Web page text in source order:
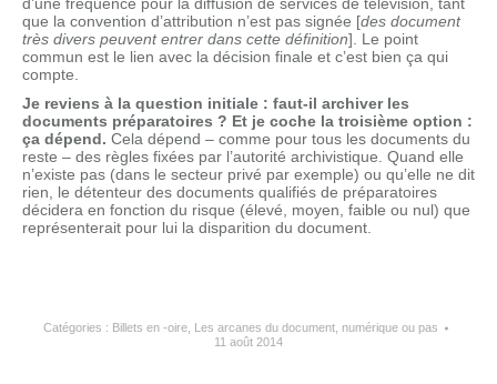
que la convention d’attribution n’est pas signée [des document
très divers peuvent entrer dans cette définition]. Le point
commun est le lien avec la décision finale et c’est bien ça qui
compte.
Je reviens à la question initiale : faut-il archiver les
documents préparatoires ? Et je coche la troisième option :
ça dépend. Cela dépend – comme pour tous les documents du
reste – des règles fixées par l’autorité archivistique. Quand elle
n’existe pas (dans le secteur privé par exemple) ou qu’elle ne dit
rien, le détenteur des documents qualifiés de préparatoires
décidera en fonction du risque (élevé, moyen, faible ou nul) que
représenterait pour lui la disparition du document.
Catégories : Billets en -oire, Les arcanes du document, numérique ou pas
11 août 2014